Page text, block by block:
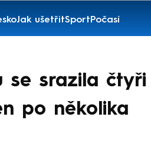
Jak ušetřitSportPočasí
se srazila čtyři
po několika